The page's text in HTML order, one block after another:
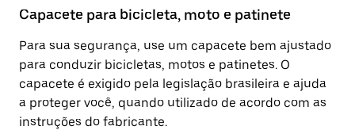
Capacete para bicicleta, moto e patinete
Para sua segurança, use um capacete bem ajustado
para conduzir bicicletas, motos e patinetes. O
capacete é exigido pela legislação brasileira e ajuda
a proteger você, quando utilizado de acordo com as
instruções do fabricante.